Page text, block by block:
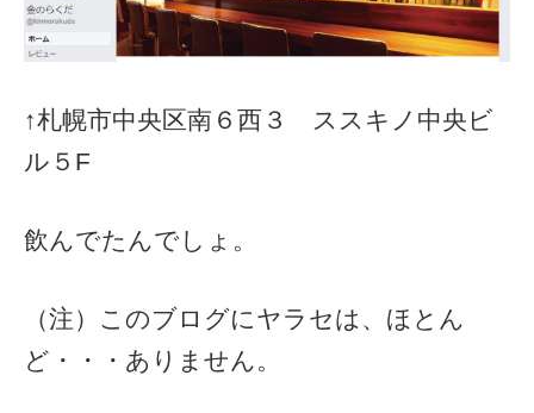
↑札幌市中央区南６西３ ススキノ中央ビ
ル５F
飲んでたんでしょ。
（注）このブログにヤラセは、ほとん
ど・・・ありません。